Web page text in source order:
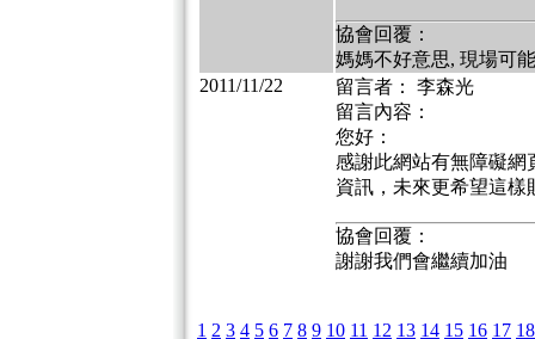
協會回覆：
媽媽不好意思, 現場可
2011/11/22
留言者： 李森光
留言內容：
您好：
感謝此網站有無障礙網
資訊，未來更希望這
協會回覆：
謝謝我們會繼續加油
1 2 3 4 5 6 7 8 9 10 11 12 13 14 15 16 17 18